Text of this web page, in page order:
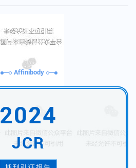
Affinibody
2024
JCR